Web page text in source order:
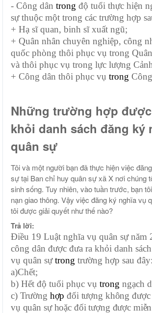
- Công dân trong độ tuổi thực hiện
sự thuộc một trong các trường hợp
+ Hạ sĩ quan, binh sĩ xuất ngũ;
+ Quân nhân chuyên nghiệp, công
quốc phòng thôi phục vụ trong
và thôi phục vụ trong lực lượng
+ Công dân thôi phục vụ trong
Những trường hợp
khỏi danh sách đăng ký
quân sự
Tôi và một người bạn đã thực hiện việc
sự tại Ban chỉ huy quân sự xã X nơi chúng
sinh sống. Tuy nhiên, vào tuần trước, bạn
nạn giao thông. Vậy việc đăng ký nghĩa vụ
tôi được giải quyết như thế nào?
Trả lời:
Điều 19 Luật nghĩa vụ quân sự năm
công dân được đưa ra khỏi danh sách
vụ quân sựtrong trường hợp sau đây:
a)Chết;
b) Hết độ tuổi phục vụ trong ngạch
c) Trường hợpđối tượng không
vụ quân sự hoặc đối tượng được